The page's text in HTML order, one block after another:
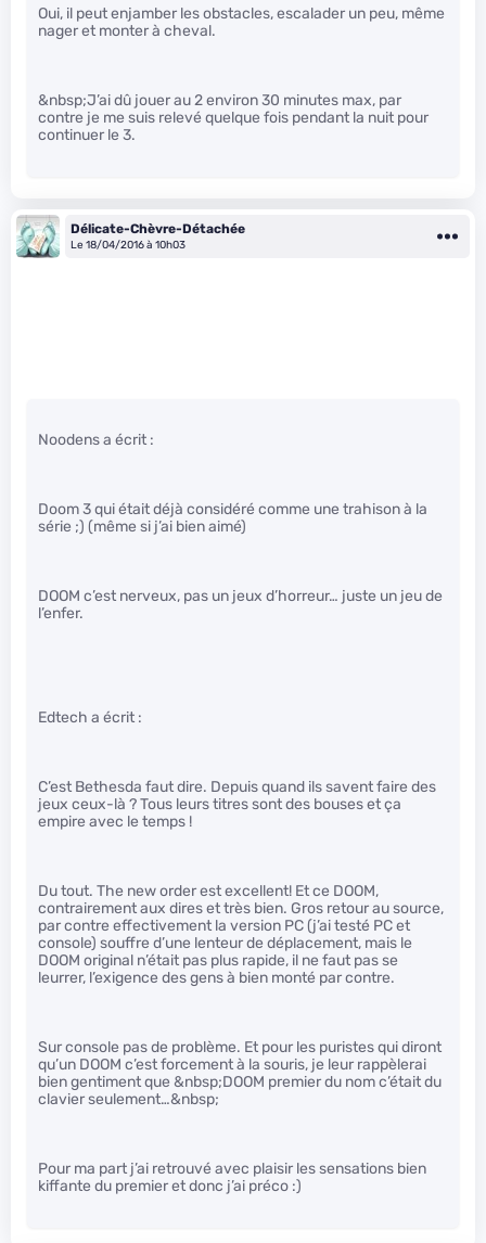
Oui, il peut enjamber les obstacles, escalader un peu, même
nager et monter à cheval.
&nbsp;J’ai dû jouer au 2 environ 30 minutes max, par
contre je me suis relevé quelque fois pendant la nuit pour
continuer le 3.
Délicate-Chèvre-Détachée
Le 18/04/2016 à 10h03
Noodens a écrit :
Doom 3 qui était déjà considéré comme une trahison à la
série ;) (même si j’ai bien aimé)
DOOM c’est nerveux, pas un jeux d’horreur… juste un jeu de
l’enfer.
Edtech a écrit :
C’est Bethesda faut dire. Depuis quand ils savent faire des
jeux ceux-là ? Tous leurs titres sont des bouses et ça
empire avec le temps !
Du tout. The new order est excellent! Et ce DOOM,
contrairement aux dires et très bien. Gros retour au source,
par contre effectivement la version PC (j’ai testé PC et
console) souffre d’une lenteur de déplacement, mais le
DOOM original n’était pas plus rapide, il ne faut pas se
leurrer, l’exigence des gens à bien monté par contre.
Sur console pas de problème. Et pour les puristes qui diront
qu’un DOOM c’est forcement à la souris, je leur rappèlerai
bien gentiment que &nbsp;DOOM premier du nom c’était du
clavier seulement…&nbsp;
Pour ma part j’ai retrouvé avec plaisir les sensations bien
kiffante du premier et donc j’ai préco :)